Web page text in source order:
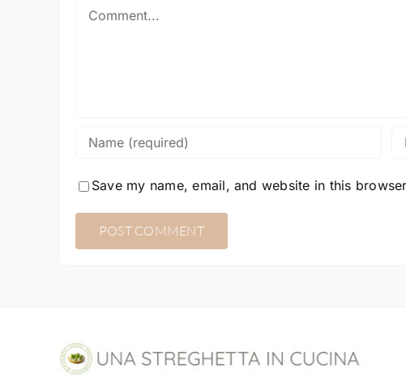
Save my name, email, and website in this